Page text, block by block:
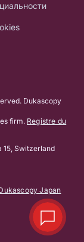
Dukascopy
firm. Registre du
15, Switzerland
Japan